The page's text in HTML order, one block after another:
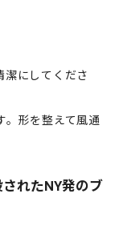
潔にしてくださ
。形を整えて風通
れたNY発のブ